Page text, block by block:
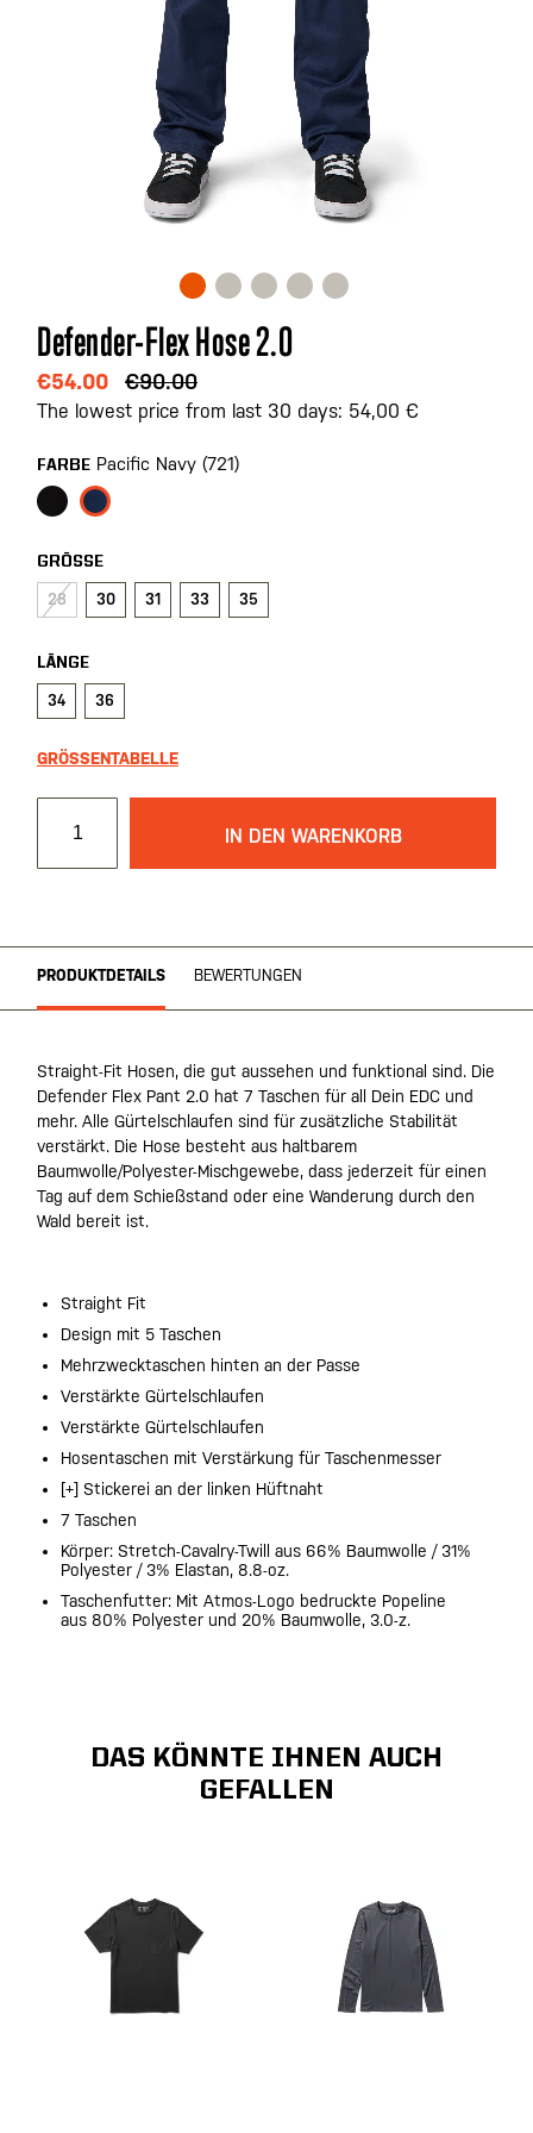
Zum
Anfang
der
Bildgalerie
Defender-Flex Hose 2.0
€54.00 €90.00
The lowest price from last 30 days: 54,00 €
FARBE Pacific Navy (721)
GRÖSSE
28 30 31 33 35
LÄNGE
34 36
GRÖSSENTABELLE
IN DEN WARENKORB
PRODUKTDETAILS BEWERTUNGEN
Straight-Fit Hosen, die gut aussehen und funktional sind. Die
Defender Flex Pant 2.0 hat 7 Taschen für all Dein EDC und
mehr. Alle Gürtelschlaufen sind für zusätzliche Stabilität
verstärkt. Die Hose besteht aus haltbarem
Baumwolle/Polyester-Mischgewebe, dass jederzeit für einen
Tag auf dem Schießstand oder eine Wanderung durch den
Wald bereit ist.
Straight Fit
Design mit 5 Taschen
Mehrzwecktaschen hinten an der Passe
Verstärkte Gürtelschlaufen
Verstärkte Gürtelschlaufen
Hosentaschen mit Verstärkung für Taschenmesser
[+] Stickerei an der linken Hüftnaht
7 Taschen
Körper: Stretch-Cavalry-Twill aus 66% Baumwolle / 31%
Polyester / 3% Elastan, 8.8-oz.
Taschenfutter: Mit Atmos-Logo bedruckte Popeline
aus 80% Polyester und 20% Baumwolle, 3.0-z.
DAS KÖNNTE IHNEN AUCH
GEFALLEN